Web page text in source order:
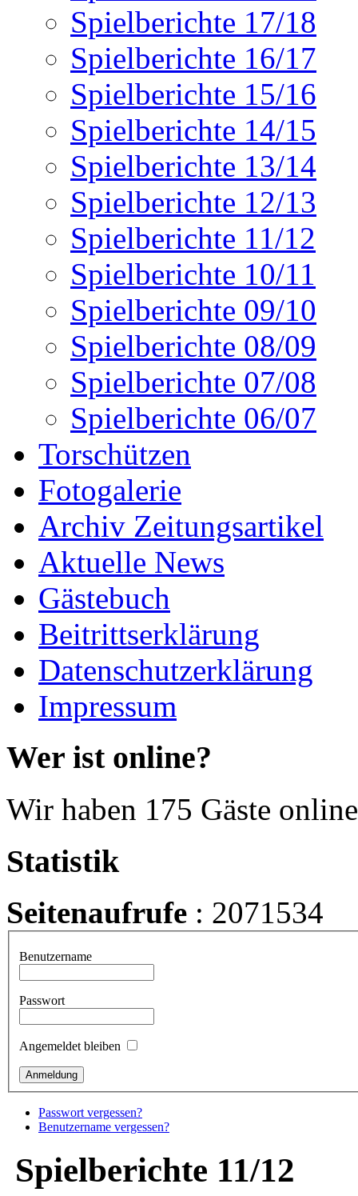
Spielberichte 17/18
Spielberichte 16/17
Spielberichte 15/16
Spielberichte 14/15
Spielberichte 13/14
Spielberichte 12/13
Spielberichte 11/12
Spielberichte 10/11
Spielberichte 09/10
Spielberichte 08/09
Spielberichte 07/08
Spielberichte 06/07
Torschützen
Fotogalerie
Archiv Zeitungsartikel
Aktuelle News
Gästebuch
Beitrittserklärung
Datenschutzerklärung
Impressum
Wer ist online?
Wir haben 175 Gäste online
Statistik
Seitenaufrufe : 2071534
Benutzername
Passwort
Angemeldet bleiben
Passwort vergessen?
Benutzername vergessen?
Spielberichte 11/12